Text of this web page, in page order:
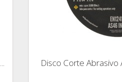
Disco Corte Abrasivo